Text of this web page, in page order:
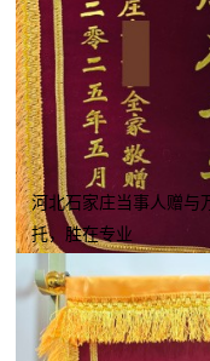
河北石家庄当事人赠与
托，胜在专业